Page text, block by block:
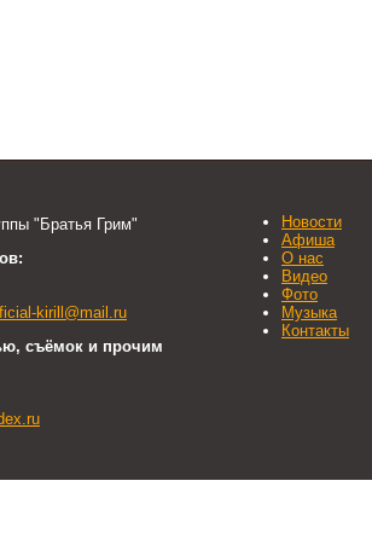
"Братья Грим"
kirill@mail.ru
съёмок и прочим
Новости
Афиша
О нас
Видео
Фото
Музыка
Контакты